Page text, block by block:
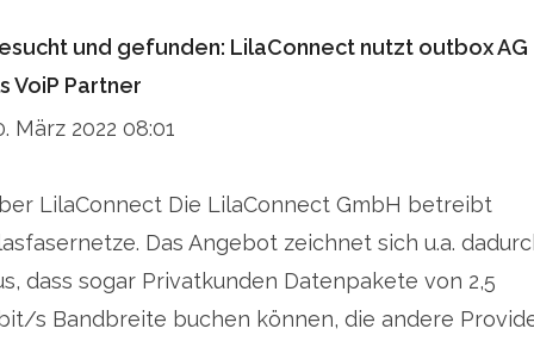
und gefunden: LilaConnect nutzt outbox AG
VoiP Partner
März 2022 08:01
LilaConnect Die LilaConnect GmbH betreibt
Das Angebot zeichnet sich u.a.
dass sogar Privatkunden Datenpakete von 2,5
s Bandbreite buchen können, die andere